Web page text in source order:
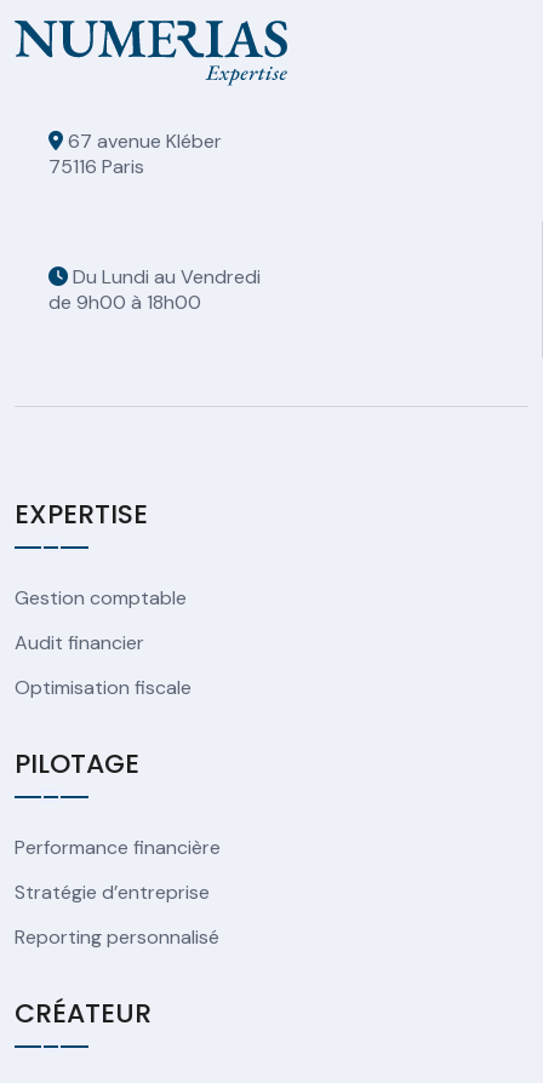
67 avenue Kléber
75116 Paris
Du Lundi au Vendredi
de 9h00 à 18h00
EXPERTISE
Gestion comptable
Audit financier
Optimisation fiscale
PILOTAGE
Performance financière
Stratégie d’entreprise
Reporting personnalisé
CRÉATEUR